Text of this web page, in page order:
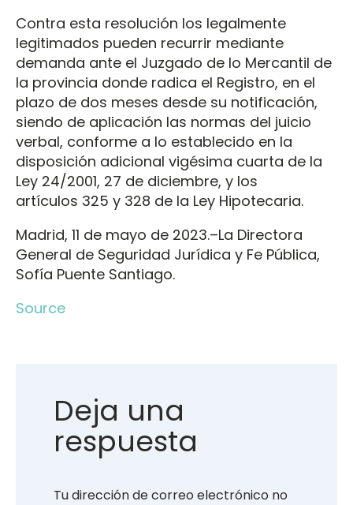
Contra esta resolución los legalmente
legitimados pueden recurrir mediante
demanda ante el Juzgado de lo Mercantil de
la provincia donde radica el Registro, en el
plazo de dos meses desde su notificación,
siendo de aplicación las normas del juicio
verbal, conforme a lo establecido en la
disposición adicional vigésima cuarta de la
Ley 24/2001, 27 de diciembre, y los
artículos 325 y 328 de la Ley Hipotecaria.
Madrid, 11 de mayo de 2023.–La Directora
General de Seguridad Jurídica y Fe Pública,
Sofía Puente Santiago.
Source
Deja una
respuesta
Tu dirección de correo electrónico no